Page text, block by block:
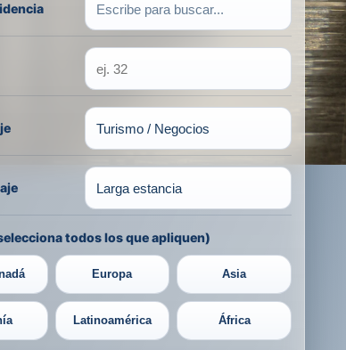
todos los que apliquen)
Europa Asia
Latinoamérica África